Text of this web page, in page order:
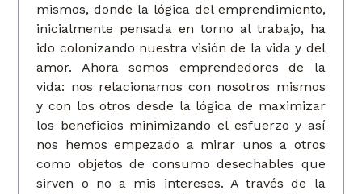
mismos, donde la lógica del emprendimiento,
inicialmente pensada en torno al trabajo, ha
ido colonizando nuestra visión de la vida y del
amor. Ahora somos emprendedores de la
vida: nos relacionamos con nosotros mismos
y con los otros desde la lógica de maximizar
los beneficios minimizando el esfuerzo y así
nos hemos empezado a mirar unos a otros
como objetos de consumo desechables que
sirven o no a mis intereses. A través de la